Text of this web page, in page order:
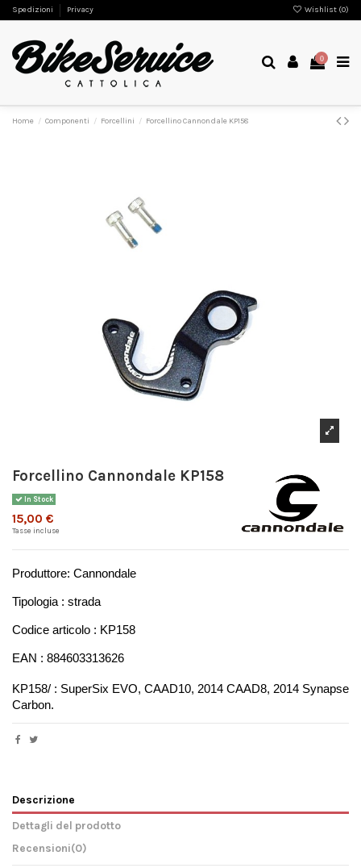
Spedizioni Privacy Wishlist (0)
0
Home Componenti Forcellini Forcellino Cannondale KP158
Forcellino Cannondale KP158
In Stock
15,00 €
Tasse incluse
Produttore: Cannondale
Tipologia : strada
Codice articolo : KP158
EAN : 884603313626
KP158/ : SuperSix EVO, CAAD10, 2014 CAAD8, 2014 Synapse
Carbon.
Descrizione
Dettagli del prodotto
Recensioni(0)